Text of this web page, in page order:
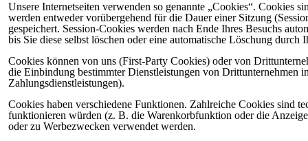
Unsere Internetseiten verwenden so genannte „Cookies“. Cookies
werden entweder vorübergehend für die Dauer einer Sitzung
gespeichert. Session-Cookies werden nach Ende Ihres Besuchs
bis Sie diese selbst löschen oder eine automatische Löschung durch
Cookies können von uns (First-Party Cookies) oder von
die Einbindung bestimmter Dienstleistungen von
Zahlungsdienstleistungen).
Cookies haben verschiedene Funktionen. Zahlreiche Cookies sind
funktionieren würden (z. B. die Warenkorbfunktion oder die
oder zu Werbezwecken verwendet werden.